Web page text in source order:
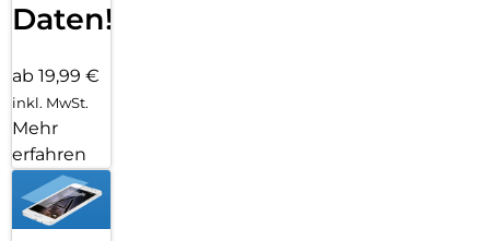
Daten!
ab 19,99 €
inkl. MwSt.
Mehr
erfahren